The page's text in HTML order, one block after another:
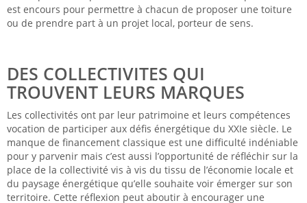
est encours pour permettre à chacun de proposer une toiture
ou de prendre part à un projet local, porteur de sens.
DES COLLECTIVITES QUI
TROUVENT LEURS MARQUES
Les collectivités ont par leur patrimoine et leurs compétences
vocation de participer aux défis énergétique du XXIe siècle. Le
manque de financement classique est une difficulté indéniable
pour y parvenir mais c’est aussi l’opportunité de réfléchir sur la
place de la collectivité vis à vis du tissu de l’économie locale et
du paysage énergétique qu’elle souhaite voir émerger sur son
territoire. Cette réflexion peut aboutir à encourager une